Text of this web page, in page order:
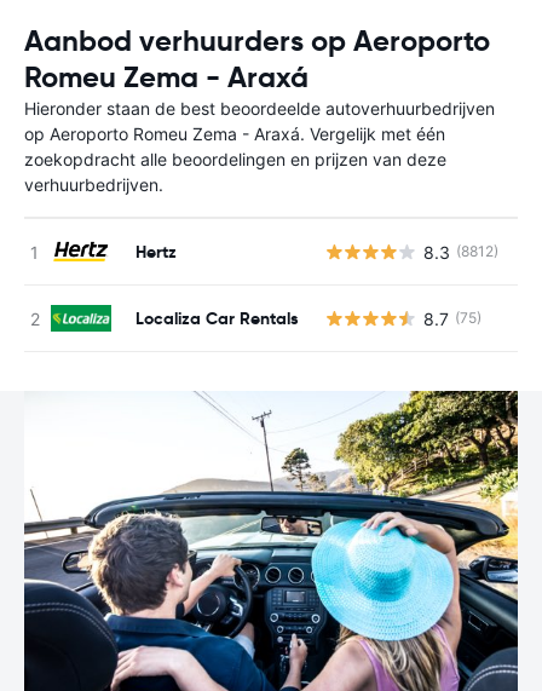
Aanbod verhuurders op Aeroporto
Romeu Zema - Araxá
Hieronder staan de best beoordeelde autoverhuurbedrijven
op Aeroporto Romeu Zema - Araxá. Vergelijk met één
zoekopdracht alle beoordelingen en prijzen van deze
verhuurbedrijven.
Hertz 8.3 (8812)
Localiza Car Rentals 8.7 (75)